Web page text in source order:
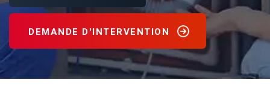
DEMANDE D'INTERVENTION